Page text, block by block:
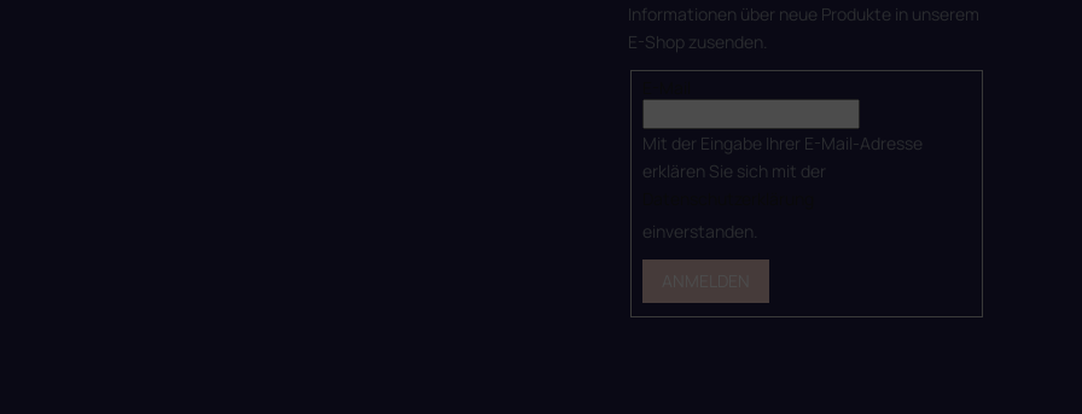
Informationen über neue Produkte in unserem
E-Shop zusenden.
Mit der Eingabe Ihrer E-Mail-Adresse
erklären Sie sich mit der
einverstanden.